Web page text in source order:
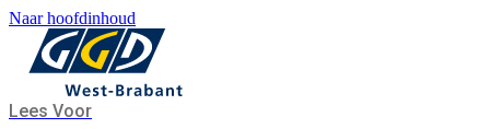
Naar hoofdinhoud
Lees Voor